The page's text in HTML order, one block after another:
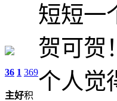
36
主
1
好
369
积
短短一
贺可贺
个人觉